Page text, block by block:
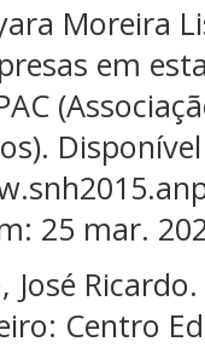
Moreira
em
25 mar.
José
Centro